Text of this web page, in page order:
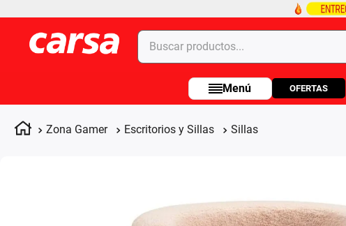
Buscar productos...
OFERTAS
Zona Gamer Escritorios y Sillas Sillas
Términos más buscados